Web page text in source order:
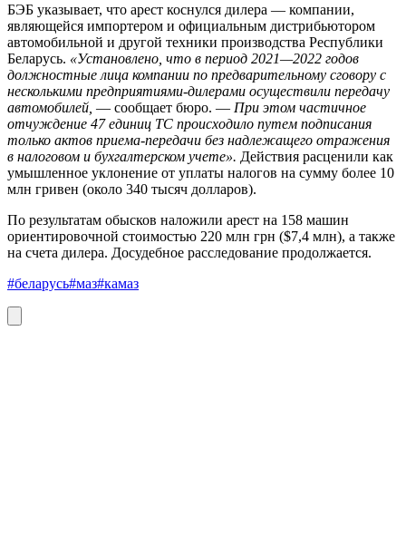
БЭБ указывает, что арест коснулся дилера — компании,
являющейся импортером и официальным дистрибьютором
автомобильной и другой техники производства Республики
Беларусь. «Установлено, что в период 2021—2022 годов
должностные лица компании по предварительному сговору с
несколькими предприятиями-дилерами осуществили передачу
автомобилей, — сообщает бюро. — При этом частичное
отчуждение 47 единиц ТС происходило путем подписания
только актов приема-передачи без надлежащего отражения
в налоговом и бухгалтерском учете». Действия расценили как
умышленное уклонение от уплаты налогов на сумму более 10
млн гривен (около 340 тысяч долларов).
По результатам обысков наложили арест на 158 машин
ориентировочной стоимостью 220 млн грн ($7,4 млн), а также
на счета дилера. Досудебное расследование продолжается.
#беларусь#маз#камаз